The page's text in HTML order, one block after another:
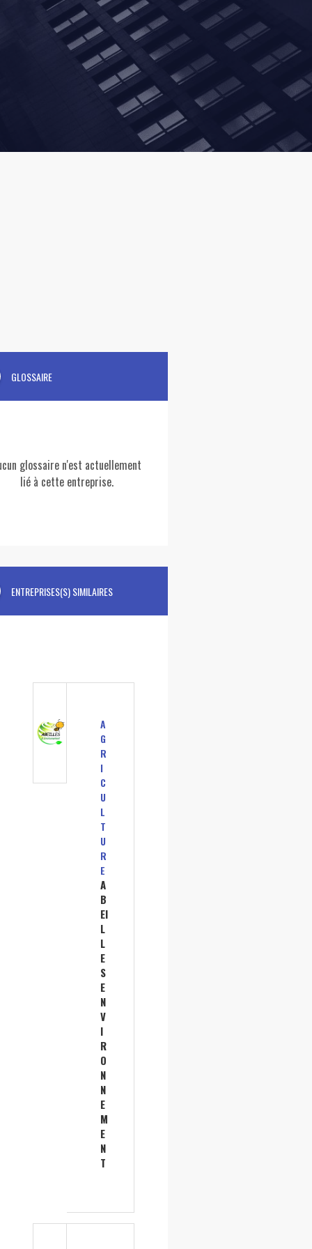
GLOSSAIRE
glossaire n'est actuellement
lié à cette entreprise.
ENTREPRISES(S) SIMILAIRES
A
G
R
I
C
U
L
T
U
R
E
A
B
EI
L
L
E
S
E
N
V
I
R
O
N
N
E
M
E
N
T